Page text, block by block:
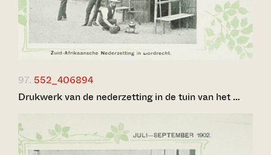
97. 552_406894
Drukwerk van de nederzetting in de tuin van het …